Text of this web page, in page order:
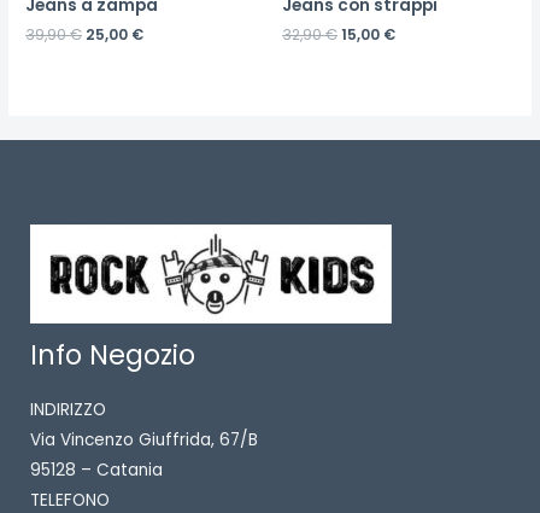
Jeans a zampa
39,90€ 25,00 €
Jeans con strappi
32,90€15,00 €
Info Negozio
INDIRIZZO
Via Vincenzo Giuffrida, 67/B
95128 – Catania
TELEFONO